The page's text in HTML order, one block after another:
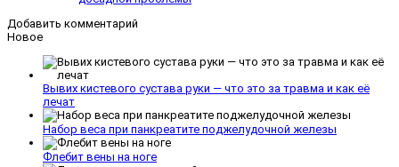
Добавить комментарий
Новое
Вывих кистевого сустава руки — что это за травма и как её
лечат
Набор веса при панкреатите поджелудочной железы
Флебит вены на ноге